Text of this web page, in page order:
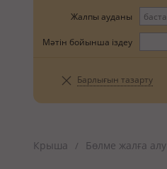
Жалпы ауданы
Мәтін бойынша іздеу
Барлығын тазарту
Крыша / Бөлме жалға алу